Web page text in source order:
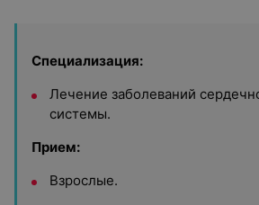
Специализация:
Лечение заболеваний
системы.
Прием:
Взрослые.